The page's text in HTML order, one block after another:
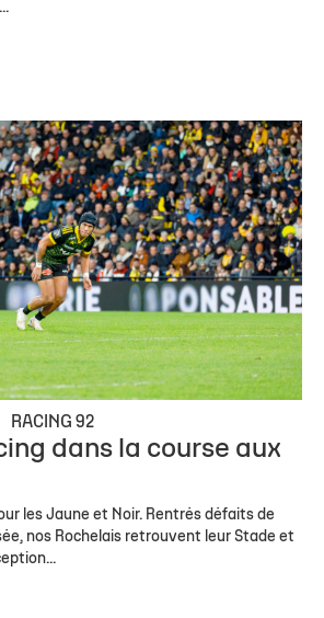
RACING 92
dans la course aux
les Jaune et Noir. Rentrés défaits de
nos Rochelais retrouvent leur Stade et